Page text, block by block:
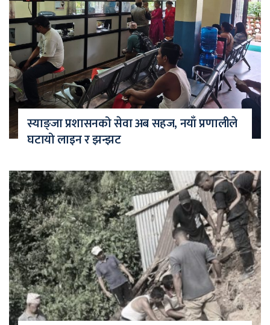
स्याङ्जा प्रशासनको सेवा अब सहज, नयाँ प्रणालीले
घटायो लाइन र झन्झट